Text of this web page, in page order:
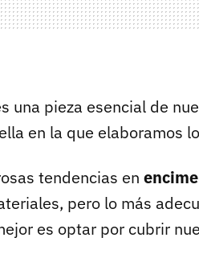
una pieza esencial de
en la que elaboramos
tendencias en
pero lo más
es optar por cubrir